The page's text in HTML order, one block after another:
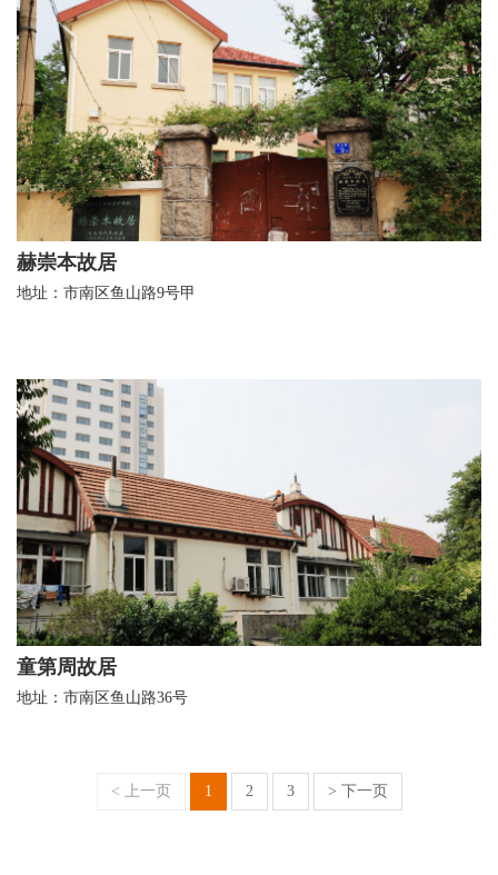
赫崇本故居
地址：市南区鱼山路9号甲
童第周故居
地址：市南区鱼山路36号
< 上一页 1 2 3 > 下一页